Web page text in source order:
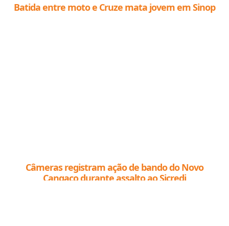
Batida entre moto e Cruze mata jovem em Sinop
Câmeras registram ação de bando do Novo
Cangaço durante assalto ao Sicredi